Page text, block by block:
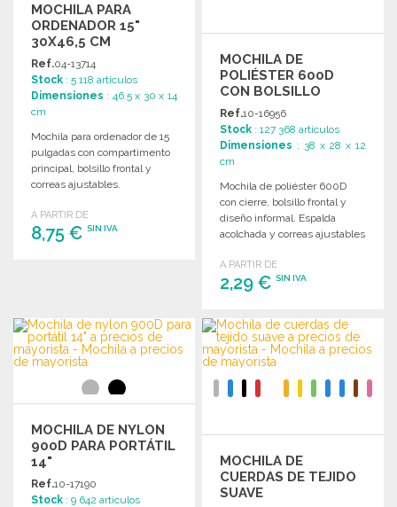
MOCHILA PARA
ORDENADOR 15"
30X46,5 CM
Ref.04-13714
Stock : 5 118 artículos
Dimensiones : 46.5 x 30 x 14
cm
Mochila para ordenador de 15
pulgadas con compartimento
principal, bolsillo frontal y
correas ajustables.
cm.
A PARTIR DE
8,75 € SIN IVA
MOCHILA DE
POLIÉSTER 600D
CON BOLSILLO
Ref.10-16956
Stock : 127 368 artículos
Dimensiones : 38 x 28 x 12
cm
Mochila de poliéster 600D
con cierre, bolsillo frontal y
diseño informal. Espalda
acolchada y correas ajustables
A PARTIR DE
2,29 €SIN IVA
PEDIR
Solicitar un presupuesto
MOCHILA DE NYLON
900D PARA PORTÁTIL
14"
Ref.10-17190
Stock : 9 642 artículos
MOCHILA DE
CUERDAS DE TEJIDO
SUAVE